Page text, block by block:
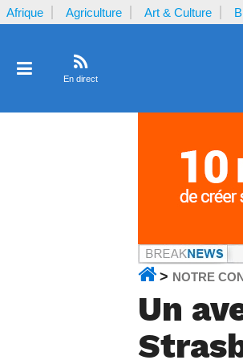
Afrique Agriculture Art & Culture
En direct
> NOTRE
Un